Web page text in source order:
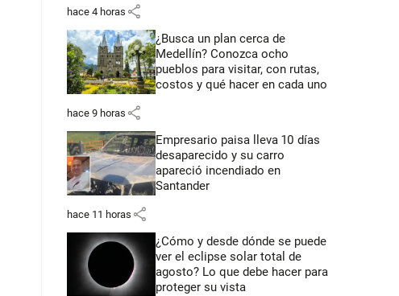
hace 4 horas share
¿Busca un plan cerca de
Medellín? Conozca ocho
pueblos para visitar, con rutas,
costos y qué hacer en cada uno
hace 9 horas share
Empresario paisa lleva 10 días
desaparecido y su carro
apareció incendiado en
Santander
hace 11 horas share
¿Cómo y desde dónde se puede
ver el eclipse solar total de
agosto? Lo que debe hacer para
proteger su vista